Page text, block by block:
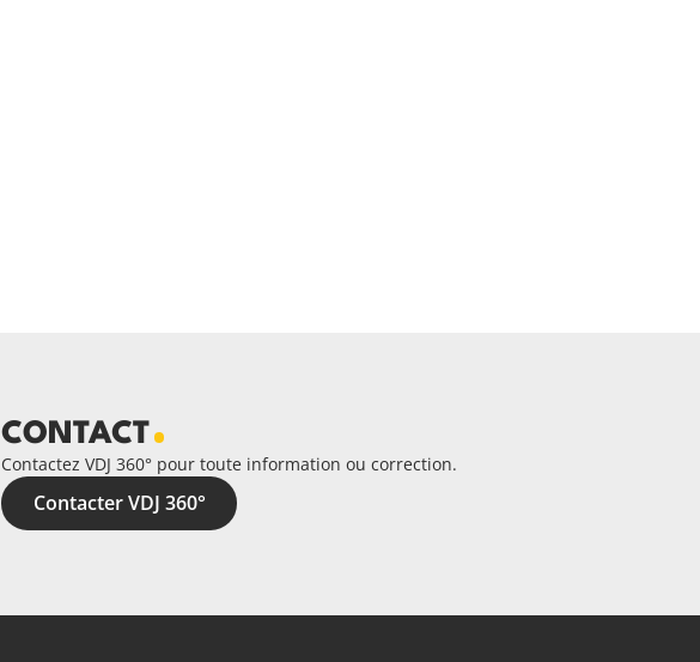
CONTACT
Contactez VDJ 360° pour toute information ou correction.
Contacter VDJ 360°